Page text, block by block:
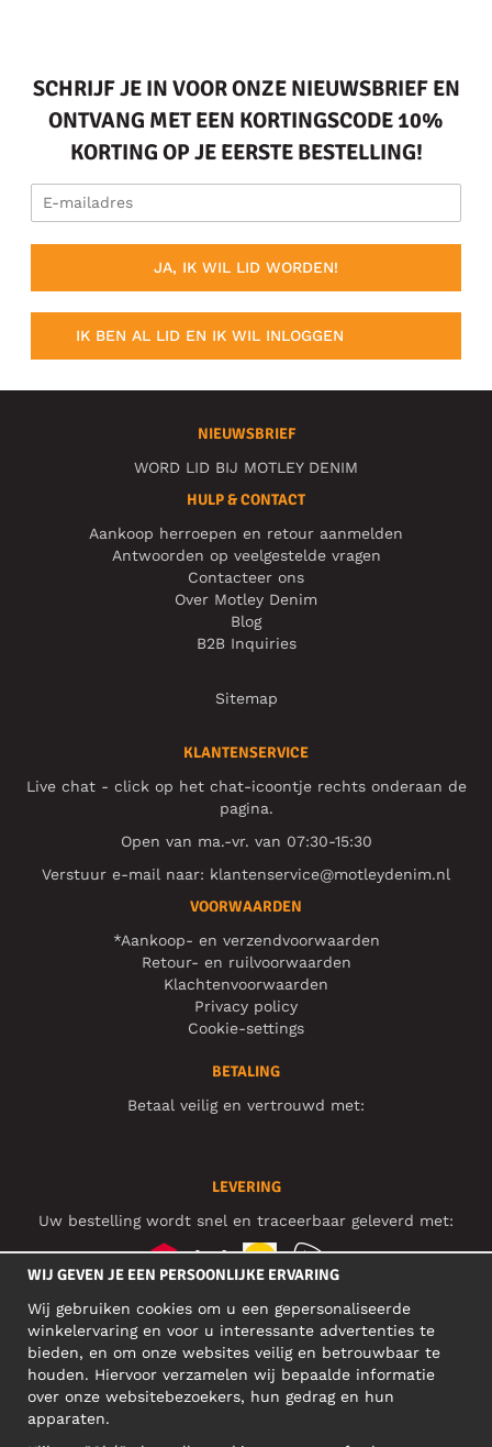
SCHRIJF JE IN VOOR ONZE NIEUWSBRIEF EN
ONTVANG MET EEN KORTINGSCODE 10%
KORTING OP JE EERSTE BESTELLING!
JA, IK WIL LID WORDEN!
IK BEN AL LID EN IK WIL INLOGGEN
NIEUWSBRIEF
WORD LID BIJ MOTLEY DENIM
HULP & CONTACT
Aankoop herroepen en retour aanmelden
Antwoorden op veelgestelde vragen
Contacteer ons
Over Motley Denim
Blog
B2B Inquiries
Sitemap
KLANTENSERVICE
Live chat - click op het chat-icoontje rechts onderaan de
pagina.
Open van ma.-vr. van 07:30-15:30
Verstuur e-mail naar: klantenservice@motleydenim.nl
VOORWAARDEN
*Aankoop- en verzendvoorwaarden
Retour- en ruilvoorwaarden
Klachtenvoorwaarden
Privacy policy
Cookie-settings
BETALING
Betaal veilig en vertrouwd met:
LEVERING
Uw bestelling wordt snel en traceerbaar geleverd met:
SOCIAL MEDIA
BEDRIJFSADRES
WIJ GEVEN JE EEN PERSOONLIJKE ERVARING
Wij gebruiken cookies om u een gepersonaliseerde
winkelervaring en voor u interessante advertenties te
bieden, en om onze websites veilig en betrouwbaar te
houden. Hiervoor verzamelen wij bepaalde informatie
over onze websitebezoekers, hun gedrag en hun
apparaten.